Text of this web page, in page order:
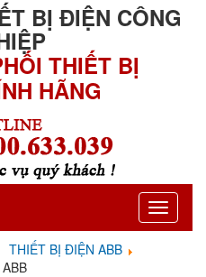
BỊ ĐIỆN CÔNG
THIẾT BỊ
HÃNG
Toggle
THIẾT BỊ ĐIỆN ABB